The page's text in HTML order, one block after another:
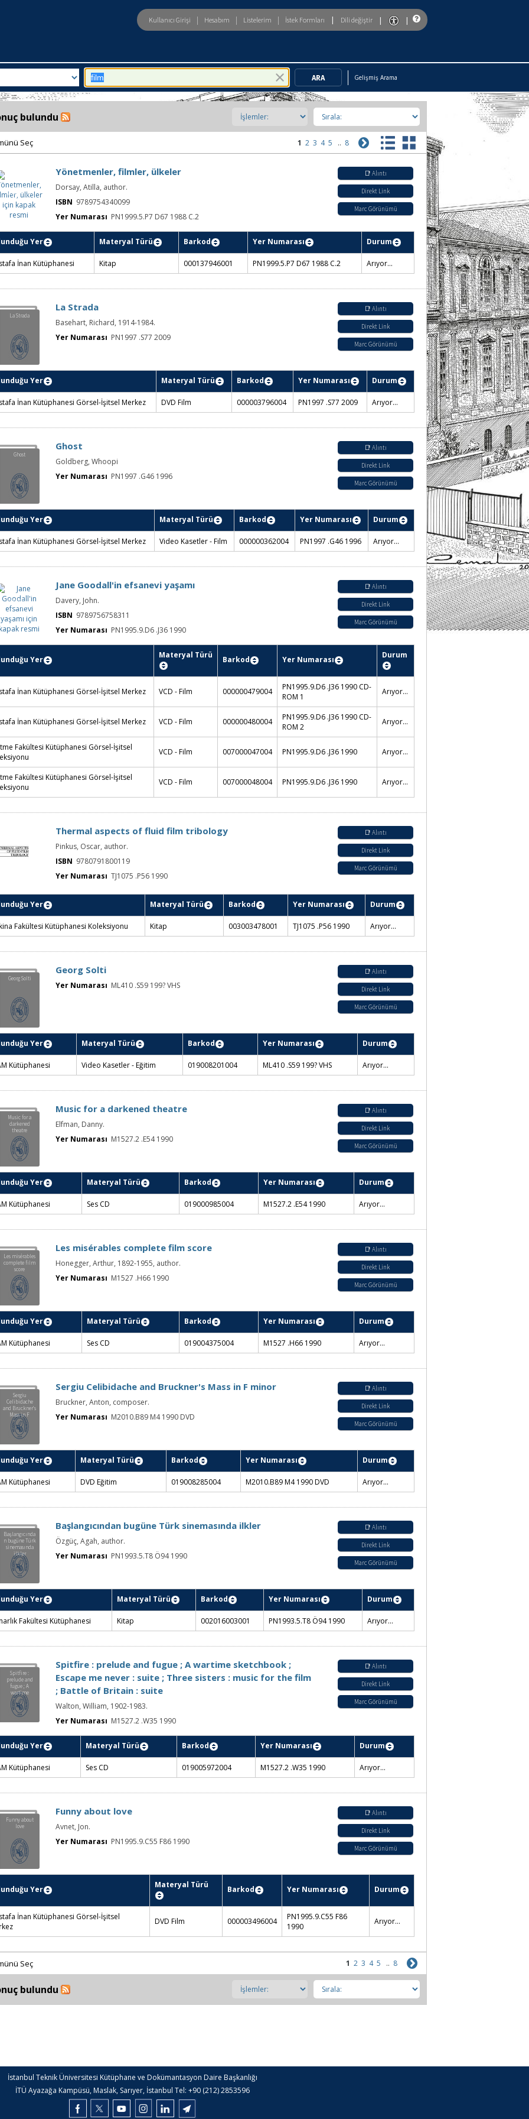
Kullanıcı Girişi | Hesabım | Listelerim | İstek Formları | Dili değiştir | |
Arama: To enable accessibility mode, return to the beginning of the page and
Gelişmiş Arama
bulundu
Seç 1 2 3 4 5 .. 8
filmler,
ülkeler için
kapak resmi
Yönetmenler, filmler, ülkeler
Dorsay, Atilla, author.
ISBN 9789754340099
Yer Numarası PN1999.5.P7 D67 1988 C.2
📑 Alıntı
Direkt Link
Marc Görünümü
Yer Materyal Türü Barkod Yer Numarası Durum
İnan Kütüphanesi Kitap 000137946001 PN1999.5.P7 D67 1988 C.2 Arıyor...
La Strada
La Strada
Basehart, Richard, 1914-1984.
Yer Numarası PN1997 .S77 2009
📑 Alıntı
Direkt Link
Marc Görünümü
Yer Materyal Türü Barkod Yer Numarası Durum
İnan Kütüphanesi Görsel-İşitsel Merkez DVD Film 000003796004 PN1997 .S77 2009 Arıyor...
Ghost
Ghost
Goldberg, Whoopi
Yer Numarası PN1997 .G46 1996
📑 Alıntı
Direkt Link
Marc Görünümü
Yer Materyal Türü Barkod Yer Numarası Durum
İnan Kütüphanesi Görsel-İşitsel Merkez Video Kasetler - Film 000000362004 PN1997 .G46 1996 Arıyor...
Jane
Goodall'in
efsanevi
yaşamı için
kapak resmi
Jane Goodall'in efsanevi yaşamı
Davery, John.
ISBN 9789756758311
Yer Numarası PN1995.9.D6 .J36 1990
📑 Alıntı
Direkt Link
Marc Görünümü
Yer Materyal Türü Barkod Yer Numarası Durum
İnan Kütüphanesi Görsel-İşitsel Merkez VCD - Film 000000479004
PN1995.9.D6 .J36 1990 CD-
ROM 1
Arıyor...
İnan Kütüphanesi Görsel-İşitsel Merkez VCD - Film 000000480004
PN1995.9.D6 .J36 1990 CD-
ROM 2
Arıyor...
Fakültesi Kütüphanesi Görsel-İşitsel
VCD - Film 007000047004 PN1995.9.D6 .J36 1990 Arıyor...
Fakültesi Kütüphanesi Görsel-İşitsel
VCD - Film 007000048004 PN1995.9.D6 .J36 1990 Arıyor...
Thermal aspects of fluid film tribology
Pinkus, Oscar, author.
ISBN 9780791800119
Yer Numarası TJ1075 .P56 1990
📑 Alıntı
Direkt Link
Marc Görünümü
Yer Materyal Türü Barkod Yer Numarası Durum
Fakültesi Kütüphanesi Koleksiyonu Kitap 003003478001 TJ1075 .P56 1990 Arıyor...
Georg Solti
Georg Solti
Yer Numarası ML410 .S59 199? VHS
📑 Alıntı
Direkt Link
Marc Görünümü
Yer Materyal Türü Barkod Yer Numarası Durum
Kütüphanesi Video Kasetler - Eğitim 019008201004 ML410 .S59 199? VHS Arıyor...
Music for a
darkened
theatre
Music for a darkened theatre
Elfman, Danny.
Yer Numarası M1527.2 .E54 1990
📑 Alıntı
Direkt Link
Marc Görünümü
Yer Materyal Türü Barkod Yer Numarası Durum
Kütüphanesi Ses CD 019000985004 M1527.2 .E54 1990 Arıyor...
Les misérables
complete film
score
Les misérables complete film score
Honegger, Arthur, 1892-1955, author.
Yer Numarası M1527 .H66 1990
📑 Alıntı
Direkt Link
Marc Görünümü
Yer Materyal Türü Barkod Yer Numarası Durum
Kütüphanesi Ses CD 019004375004 M1527 .H66 1990 Arıyor...
Sergiu
Celibidache
and Bruckner's
Mass in F
minor
Sergiu Celibidache and Bruckner's Mass in F minor
Bruckner, Anton, composer.
Yer Numarası M2010.B89 M4 1990 DVD
📑 Alıntı
Direkt Link
Marc Görünümü
Yer Materyal Türü Barkod Yer Numarası Durum
Kütüphanesi DVD Eğitim 019008285004 M2010.B89 M4 1990 DVD Arıyor...
Başlangıcında
n bugüne Türk
sinemasında
ilkler
Başlangıcından bugüne Türk sinemasında ilkler
Özgüç, Agah, author.
Yer Numarası PN1993.5.T8 Ö94 1990
📑 Alıntı
Direkt Link
Marc Görünümü
Yer Materyal Türü Barkod Yer Numarası Durum
Fakültesi Kütüphanesi Kitap 002016003001 PN1993.5.T8 Ö94 1990 Arıyor...
Spitfire :
prelude and
fugue ; A
wartime
sketchbook ;
Escape me
never : suite ;
Three sisters :
Britain : suite
Spitfire : prelude and fugue ; A wartime sketchbook ;
Escape me never : suite ; Three sisters : music for the film
; Battle of Britain : suite
Walton, William, 1902-1983.
Yer Numarası M1527.2 .W35 1990
📑 Alıntı
Direkt Link
Marc Görünümü
Yer Materyal Türü Barkod Yer Numarası Durum
Kütüphanesi Ses CD 019005972004 M1527.2 .W35 1990 Arıyor...
Funny about
love
Funny about love
Avnet, Jon.
Yer Numarası PN1995.9.C55 F86 1990
📑 Alıntı
Direkt Link
Marc Görünümü
Yer Materyal Türü Barkod Yer Numarası Durum
İnan Kütüphanesi Görsel-İşitsel
DVD Film 000003496004
PN1995.9.C55 F86
1990
Arıyor...
Seç 1 2 3 4 5 .. 8
bulundu
İstanbul Teknik Üniversitesi Kütüphane ve Dokümantasyon Daire Başkanlığı
İTÜ Ayazağa Kampüsü, Maslak, Sarıyer, İstanbul Tel: +90 (212) 2853596